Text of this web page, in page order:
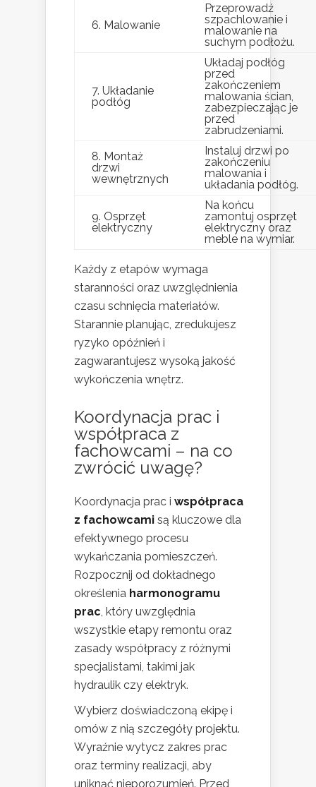
6. Malowanie
Przeprowadź
szpachlowanie i
malowanie na
suchym podłożu.
7. Układanie
podłóg
Układaj podłóg
przed
zakończeniem
malowania ścian,
zabezpieczając je
przed
zabrudzeniami.
8. Montaż
drzwi
wewnętrznych
Instaluj drzwi po
zakończeniu
malowania i
układania podłóg.
9. Osprzęt
elektryczny
Na końcu
zamontuj osprzęt
elektryczny oraz
meble na wymiar.
Każdy z etapów wymaga
staranności oraz uwzględnienia
czasu schnięcia materiałów.
Starannie planując, zredukujesz
ryzyko opóźnień i
zagwarantujesz wysoką jakość
wykończenia wnętrz.
Koordynacja prac i
współpraca z
fachowcami – na co
zwrócić uwagę?
Koordynacja prac i współpraca
z fachowcami są kluczowe dla
efektywnego procesu
wykańczania pomieszczeń.
Rozpocznij od dokładnego
określenia harmonogramu
prac , który uwzględnia
wszystkie etapy remontu oraz
zasady współpracy z różnymi
specjalistami, takimi jak
hydraulik czy elektryk.
Wybierz doświadczoną ekipę i
omów z nią szczegóły projektu.
Wyraźnie wytycz zakres prac
oraz terminy realizacji, aby
uniknąć nieporozumień. Przed